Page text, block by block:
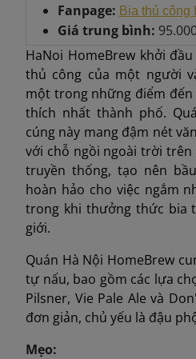
Fanpage: Bia thủ công
Giá trung bình:
HaNoi HomeBrew khởi
thủ công của một người
một trong những điểm
thích nhất thành phố.
cúng này mang đậm nét
với chỗ ngồi ngoài trời
truyền thống, tạo nên
hoàn hảo cho việc ngắm
trong khi thưởng thức bia
giới.
Quán Hà Nội HomeBrew
tự nấu, bao gồm các lựa
Pilsner, Vie Pale Ale và
đơn giản, chủ yếu là đậu
Mẹo: